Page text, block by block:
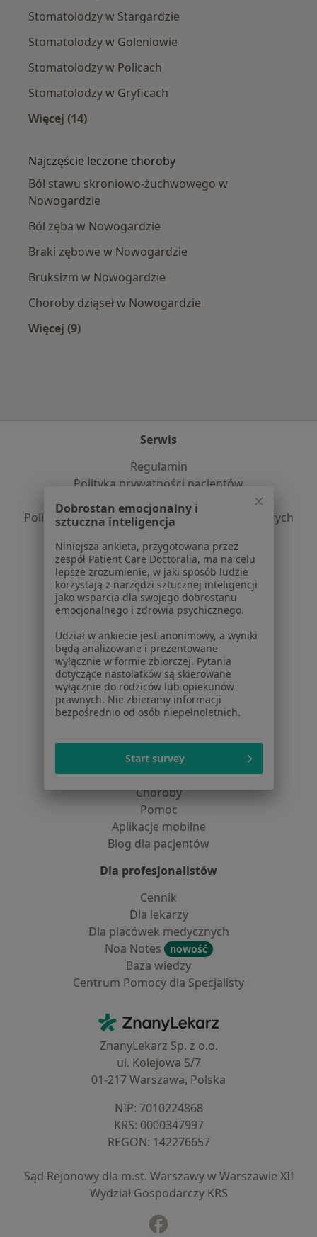
Stomatolodzy w Stargardzie
Stomatolodzy w Goleniowie
Stomatolodzy w Policach
Stomatolodzy w Gryficach
Więcej (14)
Najczęście leczone choroby
Ból stawu skroniowo-żuchwowego w
Nowogardzie
Ból zęba w Nowogardzie
Braki zębowe w Nowogardzie
Bruksizm w Nowogardzie
Choroby dziąseł w Nowogardzie
Więcej (9)
Serwis
Regulamin
Polityka prywatności pacjentów
Polityka prywatności profesjonalistów
Polityka prywatności dla profesjonalistów, których
Polityka cookies
Jak działają wyniki wyszukiwania
Dostępność
O nas
Praca
Rekrutujemy!
Partnerzy
Centrum prasowe
Kontakt
Dla pacjentów
Placówki medyczne
Pytania i odpowiedzi
Usługi i zabiegi
Choroby
Pomoc
Aplikacje mobilne
Blog dla pacjentów
Dla profesjonalistów
Cennik
Dla lekarzy
Dla placówek medycznych
Noa Notes
nowość
Baza wiedzy
Centrum Pomocy dla Specjalisty
ZnanyLekarz - Strona główna
ZnanyLekarz Sp. z o.o.
ul. Kolejowa 5/7
01-217 Warszawa, Polska
NIP: ⁠7010224868
KRS: ⁠0000347997
REGON: ⁠142276657
Sąd Rejonowy dla m.st. Warszawy w Warszawie XII
Wydział Gospodarczy KRS
Dobrostan emocjonalny i
sztuczna inteligencja
Niniejsza ankieta, przygotowana przez
zespół Patient Care Doctoralia, ma na celu
lepsze zrozumienie, w jaki sposób ludzie
korzystają z narzędzi sztucznej inteligencji
jako wsparcia dla swojego dobrostanu
emocjonalnego i zdrowia psychicznego.
Udział w ankiecie jest anonimowy, a wyniki
będą analizowane i prezentowane
wyłącznie w formie zbiorczej. Pytania
dotyczące nastolatków są skierowane
wyłącznie do rodziców lub opiekunów
prawnych. Nie zbieramy informacji
bezpośrednio od osób niepełnoletnich.
Start survey